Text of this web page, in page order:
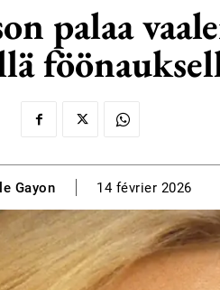
palaa
Gayon 14 février 2026